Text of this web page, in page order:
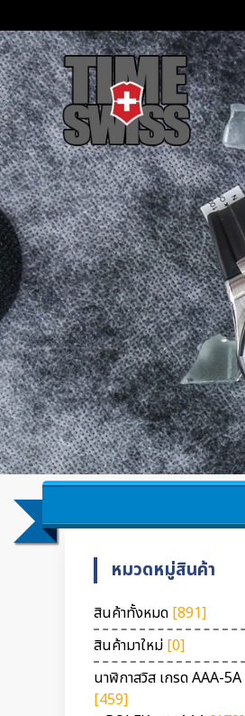
หมวดหมู่สินค้า
สินค้าทั้งหมด [891]
สินค้ามาใหม่ [0]
นาฬิกาสวิส เกรด AAA-5A
[459]